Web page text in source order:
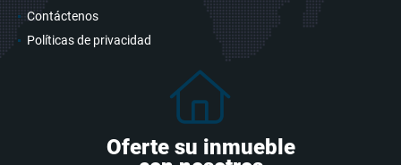
Contáctenos
Políticas de privacidad
Oferte su inmueble